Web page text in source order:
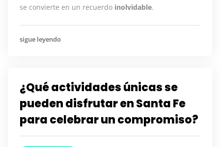
se convierte en un recuerdo inolvidable.
sigue leyendo
¿Qué actividades únicas se
pueden disfrutar en Santa Fe
para celebrar un compromiso?